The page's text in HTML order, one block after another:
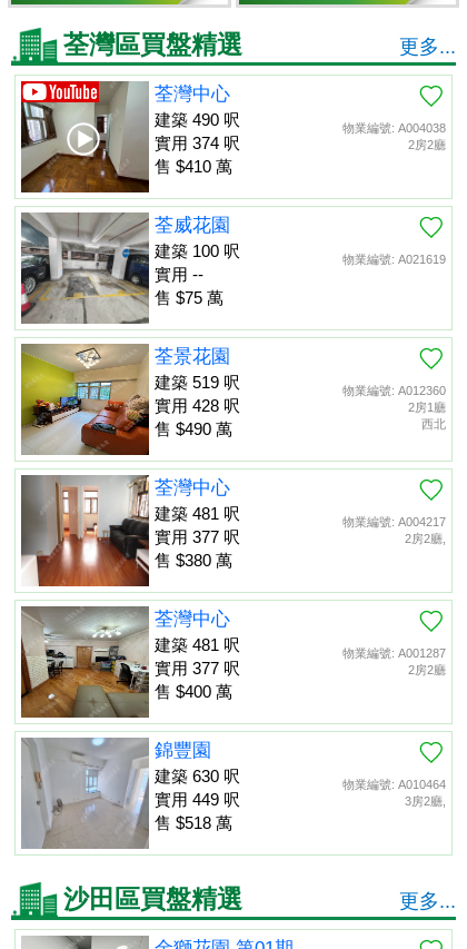
荃灣區買盤精選 更多...
物業編號: A004038
2房2廳
荃灣中心
建築 490 呎
實用 374 呎
售 $410 萬
物業編號: A021619
荃威花園
建築 100 呎
實用 --
售 $75 萬
物業編號: A012360
2房1廳
西北
荃景花園
建築 519 呎
實用 428 呎
售 $490 萬
物業編號: A004217
2房2廳,
荃灣中心
建築 481 呎
實用 377 呎
售 $380 萬
物業編號: A001287
2房2廳
荃灣中心
建築 481 呎
實用 377 呎
售 $400 萬
物業編號: A010464
3房2廳,
錦豐園
建築 630 呎
實用 449 呎
售 $518 萬
沙田區買盤精選 更多...